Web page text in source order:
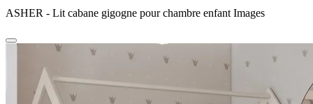
ASHER - Lit cabane gigogne pour chambre enfant Images